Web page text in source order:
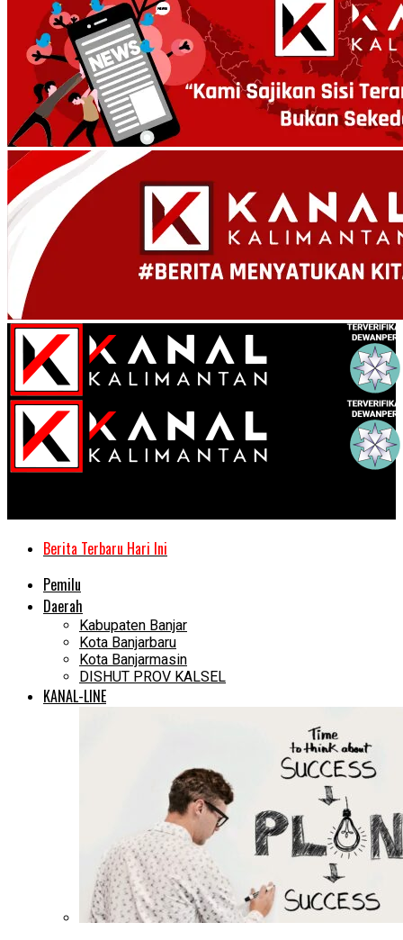
Berita Terbaru Hari Ini
Pemilu
Daerah
Kabupaten Banjar
Kota Banjarbaru
Kota Banjarmasin
DISHUT PROV KALSEL
KANAL-LINE